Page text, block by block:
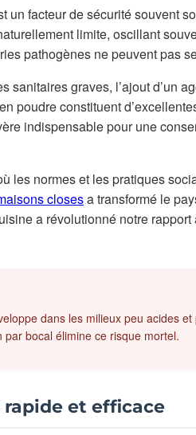
un facteur de sécurité souvent
limite, oscillant
pathogènes ne peuvent pas
graves, l’ajout d’un
poudre constituent
indispensable pour une
les normes et les pratiques
closesa transformé le
a révolutionné notre
dans les milieux peu acides et
bocal élimine ce risque mortel.
et efficace